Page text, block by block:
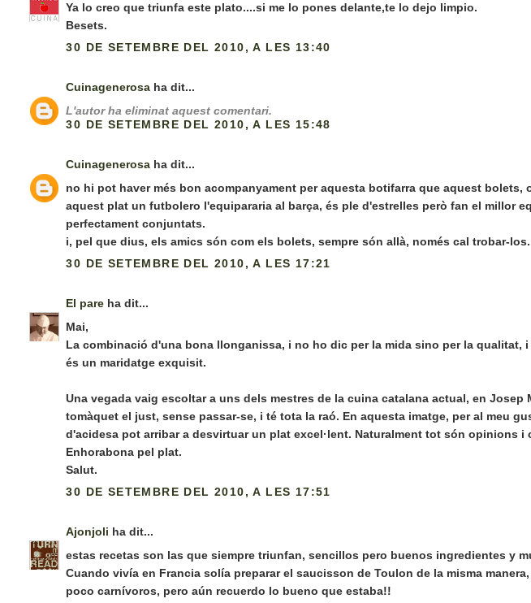
Ya lo creo que triunfa este plato....si me lo pones delante,te lo dejo limpio.
Besets.
30 DE SETEMBRE DEL 2010, A LES 13:40
Cuinagenerosa ha dit...
L'autor ha eliminat aquest comentari.
30 DE SETEMBRE DEL 2010, A LES 15:48
Cuinagenerosa ha dit...
no hi pot haver més bon acompanyament per aquesta botifarra que aquest bolets,
aquest plat un futbolero l'equipararia al barça, és ple d'estrelles però fan el millor
perfectament conjuntats.
i, pel que dius, els amics són com els bolets, sempre són allà, només cal trobar-
30 DE SETEMBRE DEL 2010, A LES 17:21
El pare ha dit...
Mai,
La combinació d'una bona llonganissa, i no ho dic per la mida sino per la qualitat,
és un maridatge exquisit.
Una vegada vaig escoltar a uns dels mestres de la cuina catalana actual, en Josep
tomàquet el just, sense passar-se, i té tota la raó. En aquesta imatge, per al meu
d'acidesa pot arribar a desvirtuar un plat excel·lent. Naturalment tot són opinions
Enhorabona pel plat.
Salut.
30 DE SETEMBRE DEL 2010, A LES 17:51
Ajonjoli ha dit...
estas recetas son las que siempre triunfan, sencillos pero buenos ingredientes y
Cuando vivía en Francia solía preparar el saucisson de Toulon de la misma
poco carnívoros, pero aún recuerdo lo bueno que estaba!!